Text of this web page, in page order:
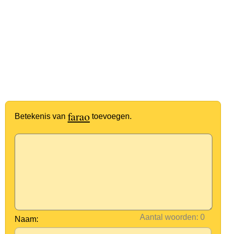
Betekenis van farao toevoegen.
Aantal woorden:
Naam: